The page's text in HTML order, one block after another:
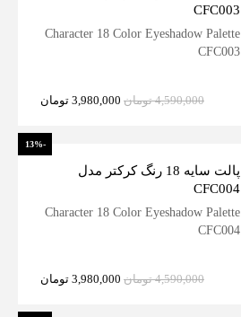
CFC003
Character 18 Color Eyeshadow Palette
CFC003
4,590,000 تومان 3,980,000 تومان
-13%
پالت سایه 18 رنگ کرکتر مدل
CFC004
Character 18 Color Eyeshadow Palette
CFC004
4,590,000 تومان 3,980,000 تومان